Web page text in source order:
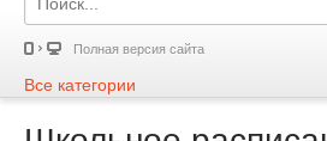
Полная версия сайта
Все категории